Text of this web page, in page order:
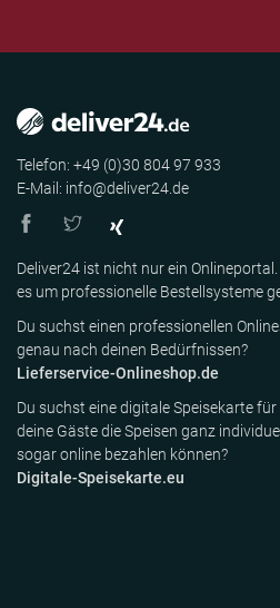
Telefon: +49 (0)30 804 97 933
E-Mail: info@deliver24.de
Deliver24 ist nicht nur ein
es um professionelle Bestellsysteme
Du suchst einen professionellen
genau nach deinen Bedürfnissen?
Lieferservice-Onlineshop.de
Du suchst eine digitale Speisekarte
deine Gäste die Speisen ganz
sogar online bezahlen können?
Digitale-Speisekarte.eu